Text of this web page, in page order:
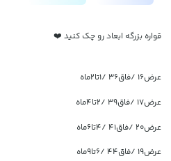
قواره بزرگه ابعاد رو چک کنید ❤️
عرض۱۶ /فاق۳۶ /۱تا۲ماه
عرض۱۷ /فاق۳۹ /۲تا۴ماه
عرض۲۰ /فاق۴۱ /۴تا۶ماه
عرض۱۹ /فاق۴۴ /۶تا۹ماه